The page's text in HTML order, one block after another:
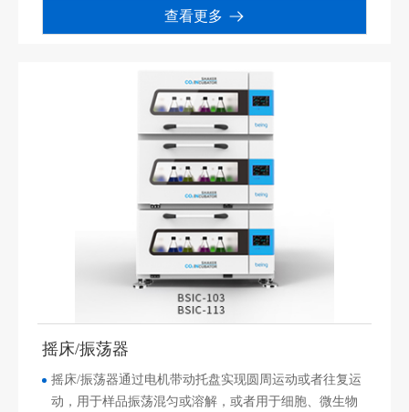
查看更多
摇床/振荡器
摇床/振荡器通过电机带动托盘实现圆周运动或者往复运
动，用于样品振荡混匀或溶解，或者用于细胞、微生物